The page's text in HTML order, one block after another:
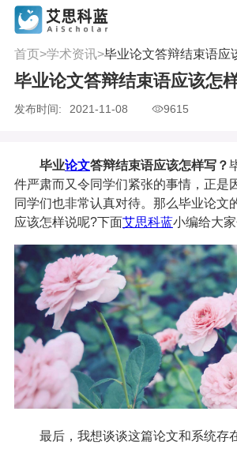
首页>学术资讯>毕业论文答辩结束语应
毕业论文答辩结束语应该怎
发布时间: 2021-11-08 9615
毕业论文答辩结束语应该怎样写？
件严肃而又令同学们紧张的事情，正是
同学们也非常认真对待。那么毕业论文
应该怎样说呢?下面艾思科蓝小编给大家
最后，我想谈谈这篇论文和系统存在